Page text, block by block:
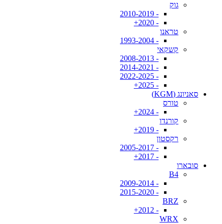
גוק
- 2010-2019
- 2020+
טראנו
- 1993-2004
קשקאי
- 2008-2013
- 2014-2021
- 2022-2025
- 2025+
סאניונג (KGM)
טורס
- 2024+
קורנדו
- 2019+
רקסטון
- 2005-2017
- 2017+
סובארו
B4
- 2009-2014
- 2015-2020
BRZ
- 2012+
WRX